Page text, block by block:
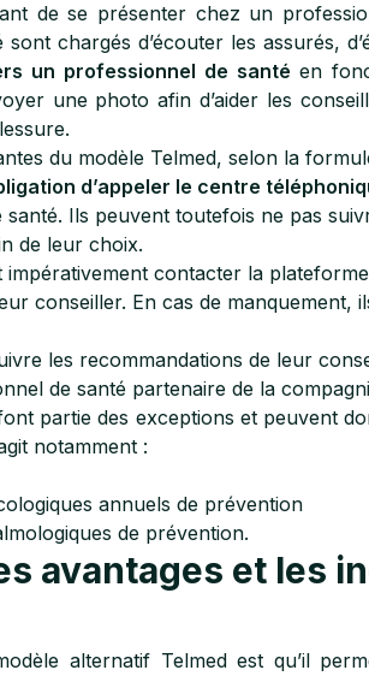
de se présenter chez un
chargés d’écouter les assurés,
un professionnel de santé en
une photo afin d’aider les
du modèle Telmed, selon la
d’appeler le centre
Ils peuvent toutefois ne pas
de leur choix.
impérativement contacter la
conseiller. En cas de
les recommandations de leur
de santé partenaire de la
partie des exceptions et peuvent
notamment :
annuels de prévention
de prévention.
avantages et les
alternatif Telmed est qu’il